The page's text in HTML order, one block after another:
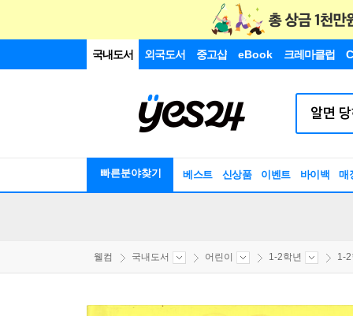
국내도서 외국도서 중고샵 eBook 크레마클럽
빠른분야찾기 베스트 신상품 이벤트 바이백 매
웰컴 국내도서 어린이 1-2학년 1-